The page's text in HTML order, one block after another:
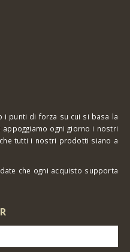
i punti di forza su cui si basa la
ogni giorno i nostri
tutti i nostri prodotti siano a
che ogni acquisto supporta